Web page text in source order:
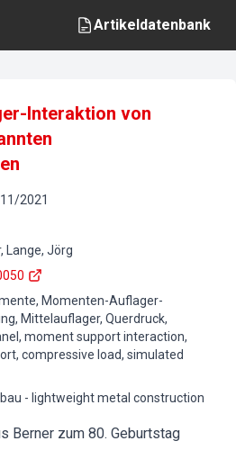
Artikeldatenbank
Interaktion von
11/2021
Lange, Jörg
Momenten-Auflager-
Mittelauflager, Querdruck,
moment support interaction,
compressive load, simulated
- lightweight metal construction
Berner zum 80. Geburtstag